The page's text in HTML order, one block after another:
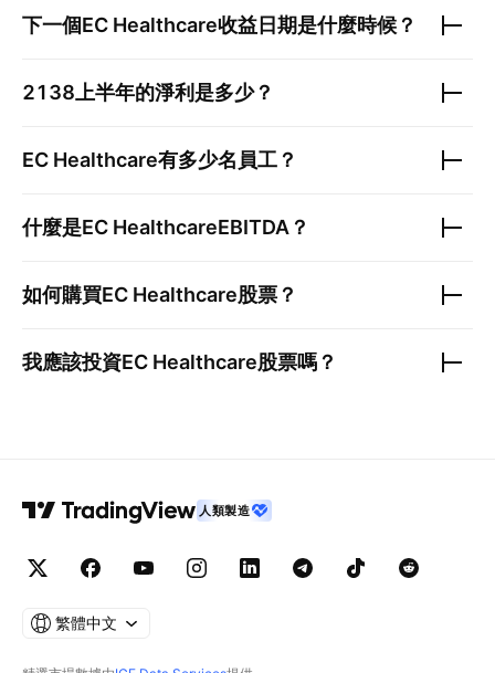
下一個EC Healthcare收益日期是什麼時候？
2138 上半年的淨利是多少？
EC Healthcare有多少名員工？
什麼是EC HealthcareEBITDA？
如何購買EC Healthcare股票？
我應該投資EC Healthcare股票嗎？
人類製造
繁體中文